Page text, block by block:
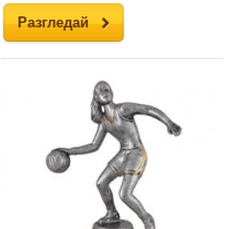
Разгледай